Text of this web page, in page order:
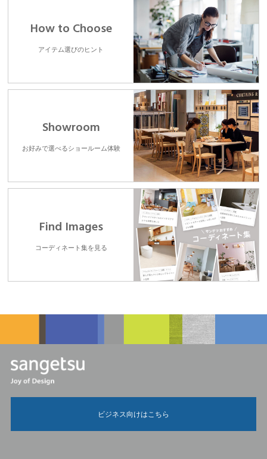
How to Choose
アイテム選びのヒント
Showroom
お好みで選べるショールーム体験
Find Images
コーディネート集を見る
ビジネス向けはこちら